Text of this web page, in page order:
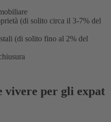
(di solito circa il 3-7% del
(di solito fino al 2% del
vivere per gli expat